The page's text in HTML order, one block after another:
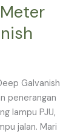
Galvanish
penerangan
lampu PJU,
jalan. Mari